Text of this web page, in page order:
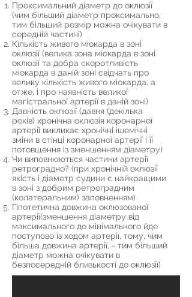
Проксимальний діаметр до оклюзії
(чим більший діаметр проксимально,
тим більший розмір можна очікувати в
середній частині)
Кількість живого міокарда в зоні
оклюзії (велика зона міокарда в зоні
оклюзії та добра скоротливість
міокарда в даній зоні свідчать про
велику кількість живого міокарда, а
отже, і про наявність великої
магістральної артерії в даній зоні)
Давність оклюзії (давня (декілька
років) хронічна оклюзія коронарної
артерії викликає хронічні ішемічні
зміни в стінці коронарної артерії і її
потовщення із зменшенням діаметру)
Чи виповнюються частини артерії
ретроградно? (при хронічній оклюзії
якість і діаметр судини є найкращими
в зоні з добрим ретроградним
(колатеральним) заповненням)
Гіпотетична довжина оклюзованої
артерії(зменшення діаметру від
максимального до мінімального йде
поступово із ходом артерії, тому, чим
більша довжина артерії, - тим більший
діаметр можна очікувати в
безпосередній близькості до оклюзії)